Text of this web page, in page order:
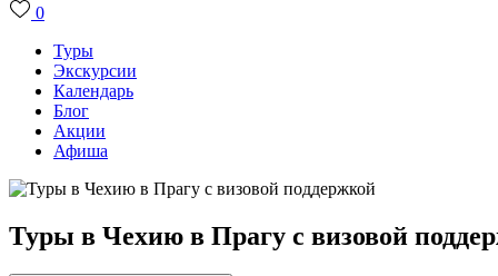
0
Туры
Экскурсии
Календарь
Блог
Акции
Афиша
Туры в Чехию в Прагу с визовой